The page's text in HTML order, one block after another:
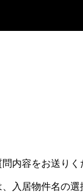
内容をお送りく
入居物件名の